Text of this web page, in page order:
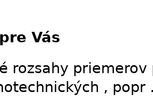
Vás
rozsahy
,